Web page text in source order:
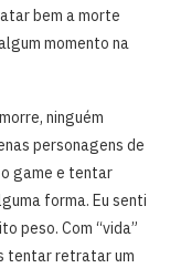
bem a morte
momento na
ninguém
personagens de
game e tentar
forma. Eu senti
peso. Com “vida”
tentar retratar um